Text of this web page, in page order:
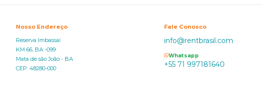
Nosso Endereço
Reserva Imbassaí
KM 66, BA -099
Mata de são João - BA
CEP: 48280-000
Fale Conosco
info@rentbrasil.com
Whatsapp
+55 71 997181640